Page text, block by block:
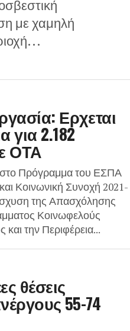
με χαμηλή
Ερχεται
2.182
ΟΤΑ
Πρόγραμμα του ΕΣΠΑ
Κοινωνική Συνοχή 2021-
της Απασχόλησης
Κοινωφελούς
την Περιφέρεια...
θέσεις
55-74